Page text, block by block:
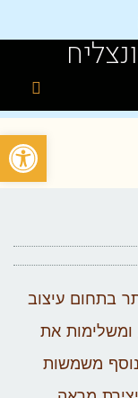
בתחום עיצוב
ומשלימות את
משמשות